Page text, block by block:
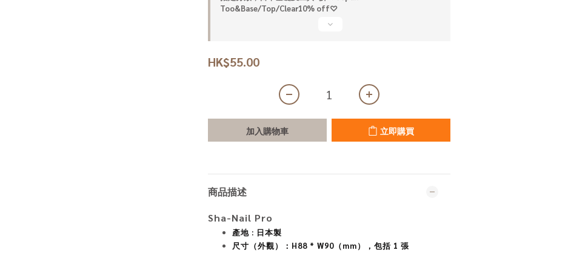
Too&Base/Top/Clear10% off♡
HK$55.00
加入購物車 立即購買
商品描述
Sha-Nail Pro
產地 : 日本製
尺寸（外觀）：H88 * W90（mm），包括 1 張